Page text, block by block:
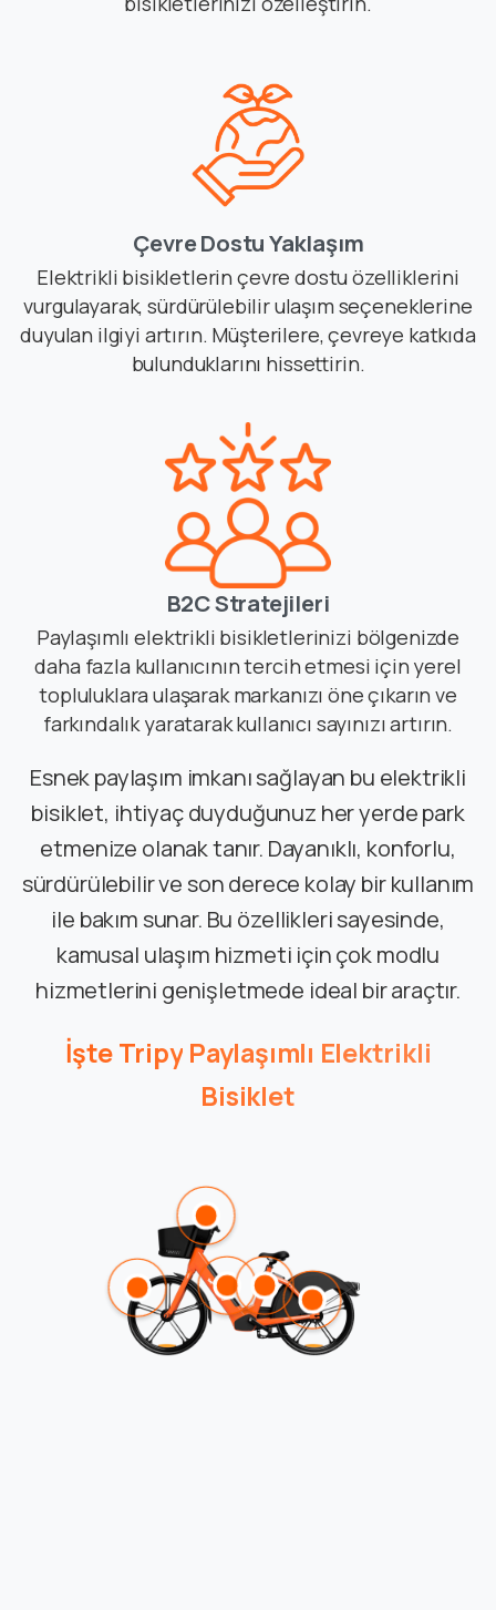
Çevre Dostu Yaklaşım
Elektrikli bisikletlerin çevre dostu özelliklerini
vurgulayarak, sürdürülebilir ulaşım seçeneklerine
duyulan ilgiyi artırın. Müşterilere, çevreye katkıda
bulunduklarını hissettirin.
B2C Stratejileri
Paylaşımlı elektrikli bisikletlerinizi bölgenizde
daha fazla kullanıcının tercih etmesi için yerel
topluluklara ulaşarak markanızı öne çıkarın ve
farkındalık yaratarak kullanıcı sayınızı artırın.
Esnek paylaşım imkanı sağlayan bu elektrikli
bisiklet, ihtiyaç duyduğunuz her yerde park
etmenize olanak tanır. Dayanıklı, konforlu,
sürdürülebilir ve son derece kolay bir kullanım
ile bakım sunar. Bu özellikleri sayesinde,
kamusal ulaşım hizmeti için çok modlu
hizmetlerini genişletmede ideal bir araçtır.
İşteTripy Paylaşımlı Elektrikli
Bisiklet